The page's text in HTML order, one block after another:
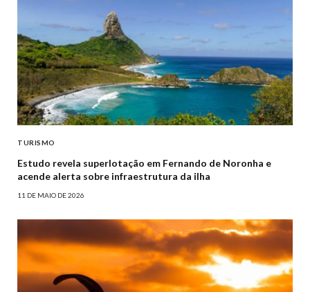
TURISMO
Estudo revela superlotação em Fernando de Noronha e
acende alerta sobre infraestrutura da ilha
11 DE MAIO DE 2026